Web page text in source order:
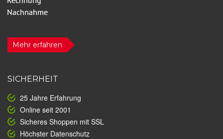
Mehr erfahren
SICHERHEIT
25 Jahre Erfahrung
Online seit 2001
Sicheres Shoppen mit SSL
Höchster Datenschutz